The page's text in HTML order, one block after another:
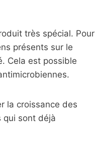
très spécial. Pour
présents sur le
Cela est possible
la croissance des
qui sont déjà